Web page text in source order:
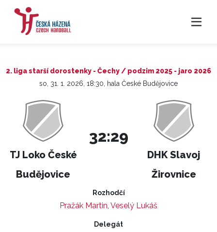
2. liga starší dorostenky - Čechy / podzim 2025 - jaro 2026
so, 31. 1. 2026, 18:30, hala České Budějovice
TJ Loko České
Budějovice
32:29
DHK Slavoj
Žirovnice
Rozhodčí
Pražák Martin, Veselý Lukáš
Delegát